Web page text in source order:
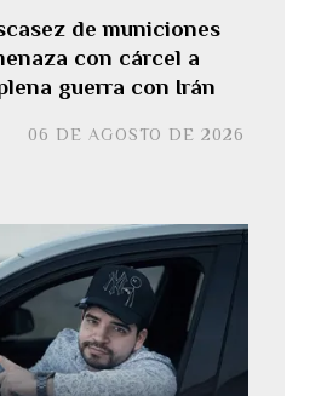
de municiones
con cárcel a
guerra con Irán
06 DE AGOSTO DE 2026